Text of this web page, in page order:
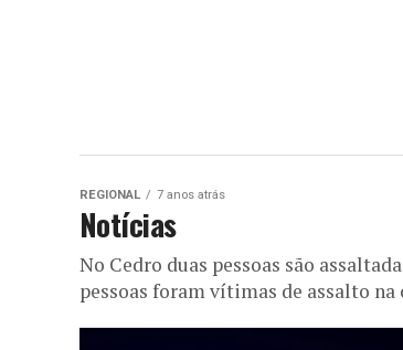
REGIONAL 7 anos atrás
Notícias
No Cedro duas pessoas são
pessoas foram vítimas de assalto na